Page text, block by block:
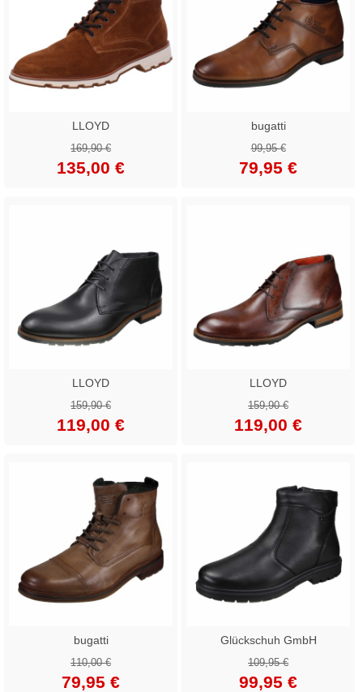
LLOYD
169,90 €
135,00 €
bugatti
99,95 €
79,95 €
LLOYD
159,90 €
119,00 €
LLOYD
159,90 €
119,00 €
bugatti
110,00 €
79,95 €
Glückschuh GmbH
109,95 €
99,95 €